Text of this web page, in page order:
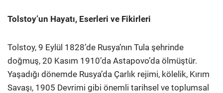
Tolstoy’un Hayatı, Eserleri ve Fikirleri
Tolstoy, 9 Eylül 1828’de Rusya’nın Tula şehrinde
doğmuş, 20 Kasım 1910’da Astapovo’da ölmüştür.
Yaşadığı dönemde Rusya’da Çarlık rejimi, kölelik, Kırım
Savaşı, 1905 Devrimi gibi önemli tarihsel ve toplumsal